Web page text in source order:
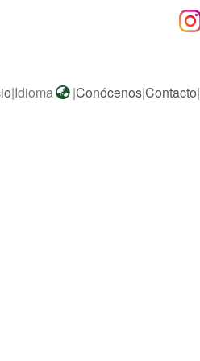
|Idioma |Conócenos|Contacto|